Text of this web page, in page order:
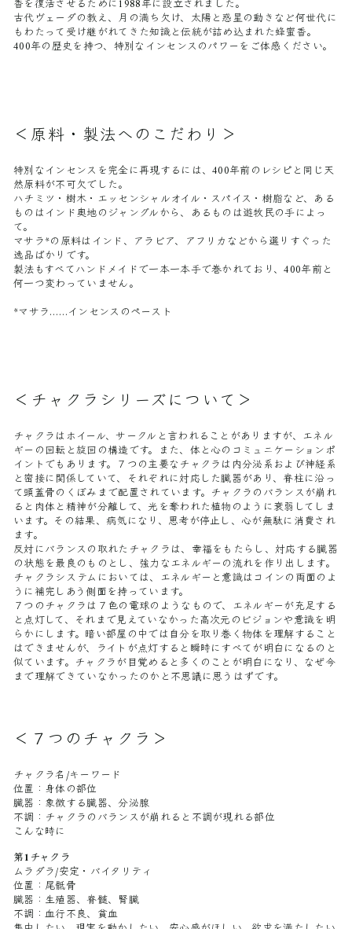
香を復活させるために1988年に設立されました。
古代ヴェーダの教え、月の満ち欠け、太陽と惑星の動きなど何世代に
もわたって受け継がれてきた知識と伝統が詰め込まれた蜂蜜香。
400年の歴史を持つ、特別なインセンスのパワーをご体感ください。
＜原料・製法へのこだわり＞
特別なインセンスを完全に再現するには、400年前のレシピと同じ天
然原料が不可欠でした。
ハチミツ・樹木・エッセンシャルオイル・スパイス・樹脂など、ある
ものはインド奥地のジャングルから、あるものは遊牧民の手によっ
て。
マサラ*の原料はインド、アラビア、アフリカなどから選りすぐった
逸品ばかりです。
製法もすべてハンドメイドで一本一本手で巻かれており、400年前と
何一つ変わっていません。
*マサラ……インセンスのペースト
＜チャクラシリーズについて＞
チャクラはホイール、サークルと言われることがありますが、エネル
ギーの回転と旋回の構造です。また、体と心のコミュニケーションポ
イントでもあります。７つの主要なチャクラは内分泌系および神経系
と密接に関係していて、それぞれに対応した臓器があり、脊柱に沿っ
て頭蓋骨のくぼみまで配置されています。チャクラのバランスが崩れ
ると肉体と精神が分離して、光を奪われた植物のように衰弱してしま
います。その結果、病気になり、思考が停止し、心が無駄に消費され
ます。
反対にバランスの取れたチャクラは、幸福をもたらし、対応する臓器
の状態を最良のものとし、強力なエネルギーの流れを作り出します。
チャクラシステムにおいては、エネルギーと意識はコインの両面のよ
うに補完しあう側面を持っています。
７つのチャクラは７色の電球のようなもので、エネルギーが充足する
と点灯して、それまで見えていなかった高次元のビジョンや意識を明
らかにします。暗い部屋の中では自分を取り巻く物体を理解すること
はできませんが、ライトが点灯すると瞬時にすべてが明白になるのと
似ています。チャクラが目覚めると多くのことが明白になり、なぜ今
まで理解できていなかったのかと不思議に思うはずです。
＜７つのチャクラ＞
チャクラ名/キーワード
位置：身体の部位
臓器：象徴する臓器、分泌腺
不調：チャクラのバランスが崩れると不調が現れる部位
こんな時に
第1チャクラ
ムラダラ/安定・バイタリティ
位置：尾骶骨
臓器：生殖器、脊髄、腎臓
不調：血行不良、貧血